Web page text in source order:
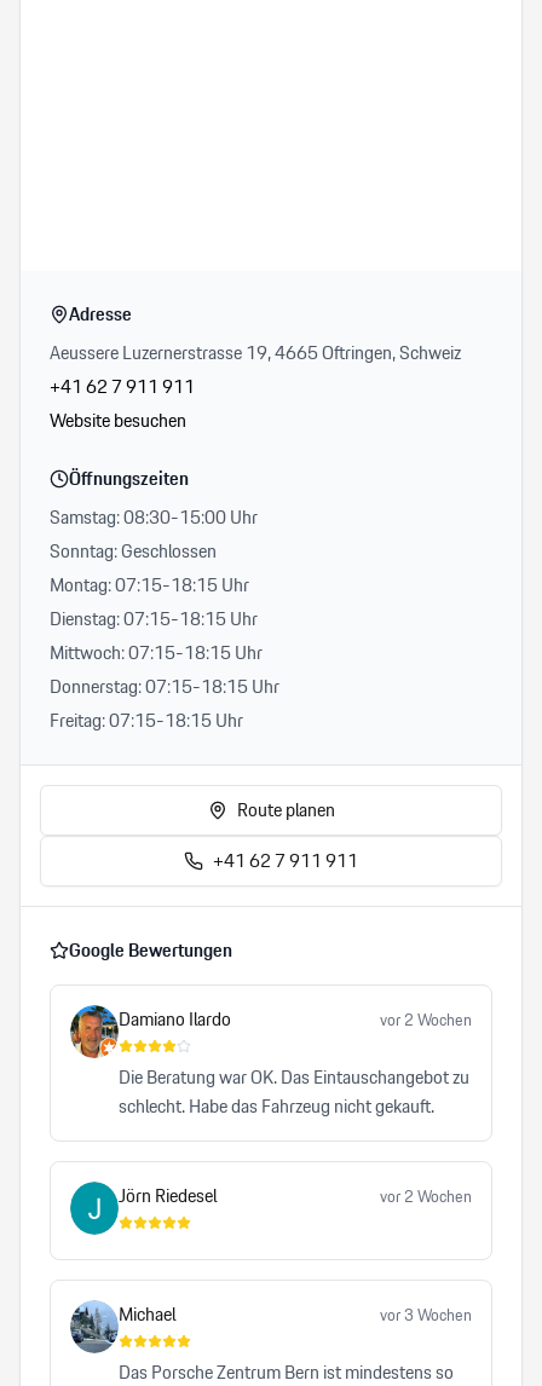
Adresse
Aeussere Luzernerstrasse 19, 4665 Oftringen, Schweiz
+41 62 7 911 911
Website besuchen
Öffnungszeiten
Samstag: 08:30-15:00 Uhr
Sonntag: Geschlossen
Montag: 07:15-18:15 Uhr
Dienstag: 07:15-18:15 Uhr
Mittwoch: 07:15-18:15 Uhr
Donnerstag: 07:15-18:15 Uhr
Freitag: 07:15-18:15 Uhr
Route planen
+41 62 7 911 911
Google Bewertungen
Damiano Ilardo vor 2 Wochen
Die Beratung war OK. Das Eintauschangebot zu
schlecht. Habe das Fahrzeug nicht gekauft.
Jörn Riedesel vor 2 Wochen
Michael vor 3 Wochen
Das Porsche Zentrum Bern ist mindestens so